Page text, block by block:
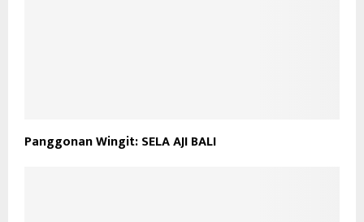
Panggonan Wingit: SELA AJI BALI